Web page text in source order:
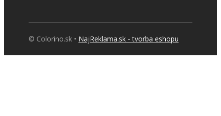
© Colorino.sk • NajReklama.sk - tvorba eshopu